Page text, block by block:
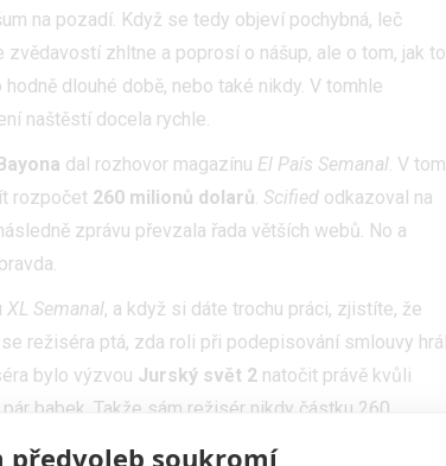
na pozadí. Když se tedy objeví pochybná, leč
zhltne a poprosí o nášup, ale o tom, jak to
dlouhé době, nebo také nikdy. V tomhle
naštěstí docela rychle.
dal rozhovor magazínu El País Semanal. V tom
rozpočet 260 milionů dolarů. Scified odkazoval na
zprávu převzala řada větších webů. No a
XL Semanal, a když si dáte trochu práci, zjistíte, že
režiséra ptá, zda roli při podepisování smlouvy hrál
bylo výzvou Jurský svět 2 natočit právě kvůli
babek. Takže sám režisér nikdy částku 260
předvoleb soukromí